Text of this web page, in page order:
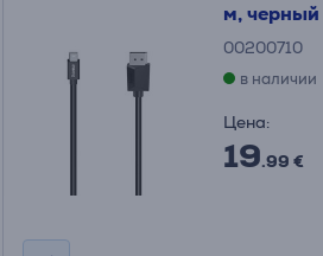
м,
00200710
в наличии
Цена:
19.99 €